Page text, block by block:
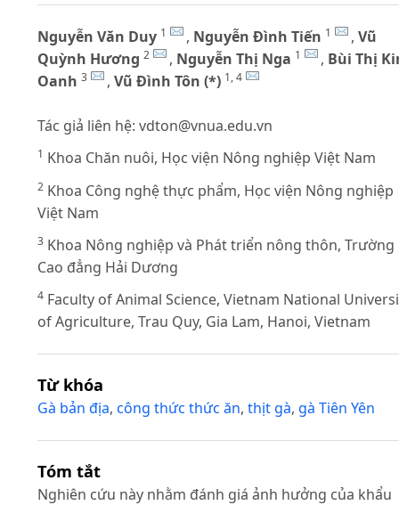
Nguyễn Văn Duy 1 , Nguyễn Đình Tiến 1 , Vũ
Quỳnh Hương 2 , Nguyễn Thị Nga 1 , Bùi Thị
Oanh 3 , Vũ Đình Tôn (*) 1, 4
Tác giả liên hệ: vdton@vnua.edu.vn
1 Khoa Chăn nuôi, Học viện Nông nghiệp Việt Nam
2 Khoa Công nghệ thực phẩm, Học viện Nông nghiệp
Việt Nam
3 Khoa Nông nghiệp và Phát triển nông thôn, Trường
Cao đẳng Hải Dương
4 Faculty of Animal Science, Vietnam National
of Agriculture, Trau Quy, Gia Lam, Hanoi, Vietnam
Từ khóa
Gà bản địa, công thức thức ăn, thịt gà, gà Tiên Yên
Tóm tắt
Nghiên cứu này nhằm đánh giá ảnh hưởng của khẩu